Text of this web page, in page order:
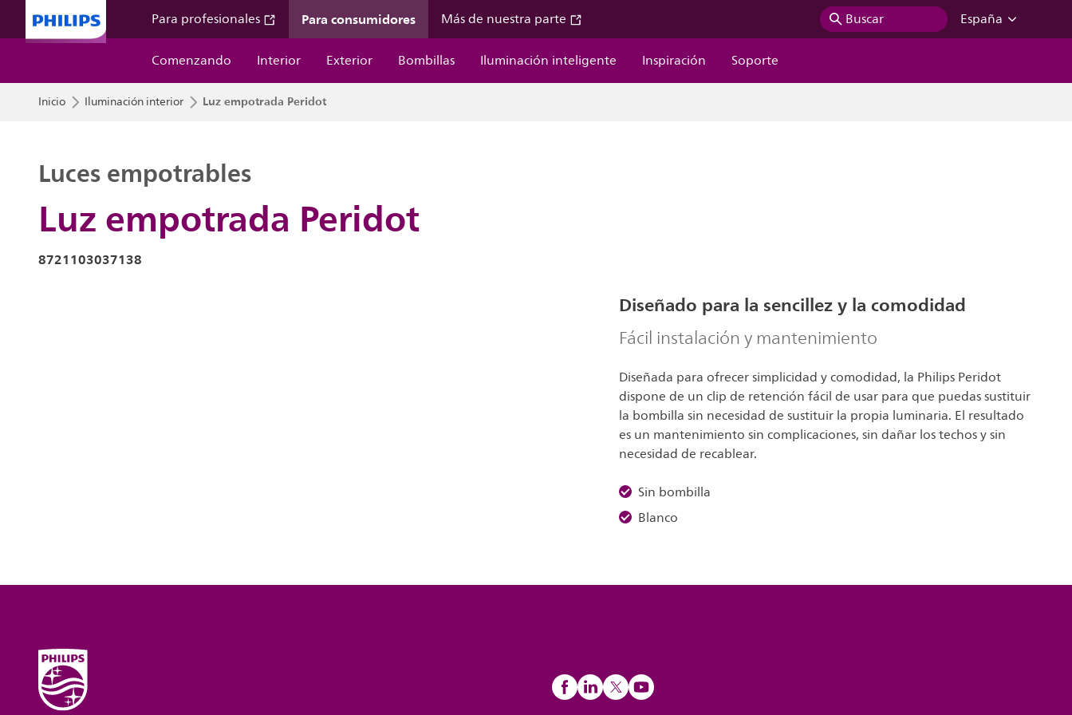
Para profesionales Para consumidores Más de nuestra parte Buscar
España
Comenzando
Interior Exterior Bombillas Iluminación inteligente Inspiración Soporte
Inicio Iluminación interior Luz empotrada Peridot
Luz empotrada Peridot
Luces empotrables
8721103037138
Diseñado para la sencillez y la comodidad
Fácil instalación y mantenimiento
Diseñada para ofrecer simplicidad y comodidad, la Philips Peridot
dispone de un clip de retención fácil de usar para que puedas sustituir
la bombilla sin necesidad de sustituir la propia luminaria. El resultado
es un mantenimiento sin complicaciones, sin dañar los techos y sin
necesidad de recablear.
Sin bombilla
Blanco